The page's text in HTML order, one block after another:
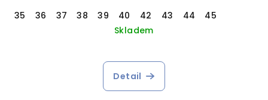
35
36 37 38 39 40 42 43 44
45
Skladem
Detail